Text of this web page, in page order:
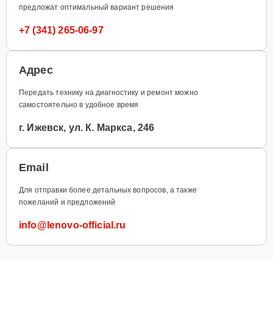
предложат оптимальный вариант решения
+7 (341) 265-06-97
Адрес
Передать технику на диагностику и ремонт можно
самостоятельно в удобное время
г. Ижевск, ул. К. Маркса, 246
Email
Для отправки более детальных вопросов, а также
пожеланий и предложений
info@lenovo-official.ru